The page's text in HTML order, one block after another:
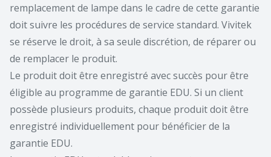
remplacement de lampe dans le cadre de cette garantie
doit suivre les procédures de service standard. Vivitek
se réserve le droit, à sa seule discrétion, de réparer ou
de remplacer le produit.
Le produit doit être enregistré avec succès pour être
éligible au programme de garantie EDU. Si un client
possède plusieurs produits, chaque produit doit être
enregistré individuellement pour bénéficier de la
garantie EDU.